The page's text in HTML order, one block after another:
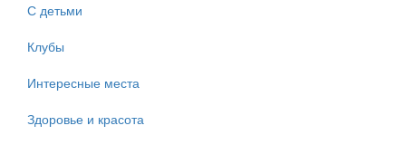
С детьми
Клубы
Интересные места
Здоровье и красота